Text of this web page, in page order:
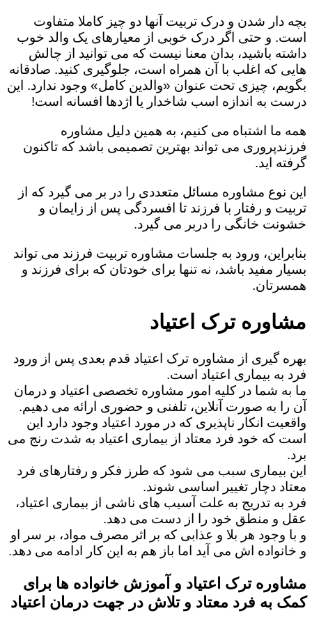
بچه دار شدن و درک تربیت آنها دو چیز کاملا متفاوت
است. و حتی اگر درک خوبی از معیارهای یک والد خوب
داشته باشید، بدان معنا نیست که می توانید از چالش
هایی که اغلب با آن همراه است، جلوگیری کنید. صادقانه
بگویم، چیزی تحت عنوان «والدین کامل» وجود ندارد. این
درست به اندازه اسب شاخدار یا اژدها افسانه است!
همه ما اشتباه می کنیم، به همین دلیل مشاوره
فرزندپروری می تواند بهترین تصمیمی باشد که تاکنون
گرفته اید.
این نوع مشاوره مسائل متعددی را در بر می گیرد که از
تربیت و رفتار با فرزند تا افسردگی پس از زایمان و
خشونت خانگی را دربر می گیرد.
بنابراین، ورود به جلسات مشاوره تربیت فرزند می تواند
بسیار مفید باشد، نه تنها برای خودتان که برای فرزند و
همسرتان.
مشاوره ترک اعتیاد
بهره گیری از مشاوره ترک اعتیاد قدم بعدی پس از ورود
فرد به بیماری اعتیاد است.
ما به شما در کلیه امور مشاوره تخصصی اعتیاد و درمان
آن را به صورت آنلاین، تلفنی و حضوری ارائه می دهیم.
واقعیت انکار ناپذیری که در مورد اعتیاد وجود دارد این
است که خود فرد معتاد از بیماری اعتیاد به شدت رنج می
برد.
این بیماری سبب می شود که طرز فکر و رفتارهای فرد
معتاد دچار تغییر اساسی شوند.
فرد به تدریج به علت آسیب های ناشی از بیماری اعتیاد،
عقل و منطق خود را از دست می دهد.
و با وجود هر بلا و عذابی که بر اثر مصرف مواد، بر سر او
و خانواده اش می آید اما باز هم به این کار ادامه می دهد.
مشاوره ترک اعتیاد و آموزش خانواده ها برای
کمک به فرد معتاد و تلاش در جهت درمان اعتیاد